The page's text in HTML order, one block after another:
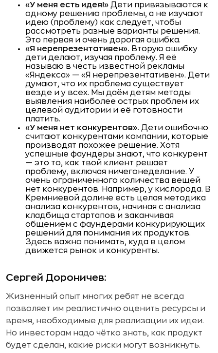
«У меня есть идея!» Дети привязываются к
одному решению проблемы, а не изучают
идею (проблему) как следует, чтобы
рассмотреть разные варианты решения.
Это первая и очень дорогая ошибка.
«Я нерепрезентативен». Вторую ошибку
дети делают, изучая проблему. Я её
называю в честь известной рекламы
«Яндекса» — «Я нерепрезентативен». Дети
думают, что их проблема существует
везде и у всех. Мы даём детям методы
выявления наиболее острых проблем их
целевой аудитории и её готовности
платить.
«У меня нет конкурентов». Дети ошибочно
считают конкурентами компании, которые
производят похожее решение. Хотя
успешные фаундеры знают, что конкурент
— это то, как твой клиент решает
проблему, включая ничегонеделание. У
очень ограниченного количества вещей
нет конкурентов. Например, у кислорода. В
Кремниевой долине есть целая методика
анализа конкурентов, начиная с анализа
кладбища стартапов и заканчивая
общением с фаундерами конкурирующих
решений для понимания их продуктов.
Здесь важно понимать, куда в целом
движется рынок и конкуренты.
Сергей Дороничев:
Жизненный опыт многих ребят не всегда
позволяет им реалистично оценить ресурсы и
время, необходимые для реализации их идеи.
Но инвесторам надо чётко знать, как продукт
будет сделан, какие риски могут возникнуть.